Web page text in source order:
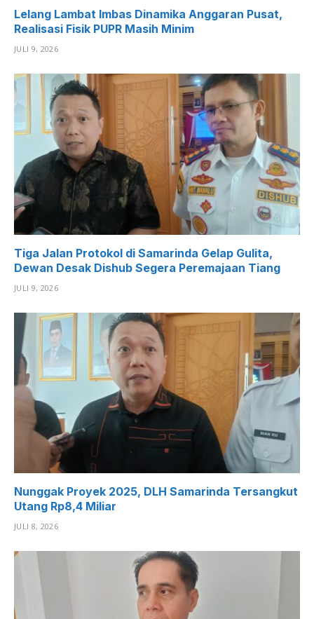
Lelang Lambat Imbas Dinamika Anggaran Pusat,
Realisasi Fisik PUPR Masih Minim
JULI 9, 2026
Tiga Jalan Protokol di Samarinda Gelap Gulita,
Dewan Desak Dishub Segera Peremajaan Tiang
JULI 9, 2026
Nunggak Proyek 2025, DLH Samarinda Tersangkut
Utang Rp8,4 Miliar
JULI 8, 2026